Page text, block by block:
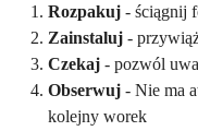
Rozpakuj - ściągnij
Zainstaluj -
Czekaj - pozwól
Obserwuj - Nie ma
kolejny worek